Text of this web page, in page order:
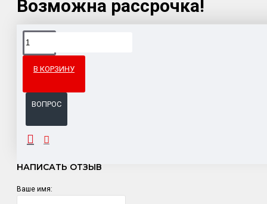
Возможна рассрочка!
В КОРЗИНУ
ВОПРОС
Доставка товара по всему Таможенному союзу.
ОТЗЫВЫ
НАПИСАТЬ ОТЗЫВ
Ваше имя: